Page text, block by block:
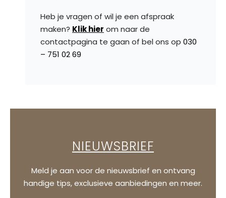
Heb je vragen of wil je een afspraak
maken? Klik hier om naar de
contactpagina te gaan of bel ons op 030
– 751 02 69
NIEUWSBRIEF
Meld je aan voor de nieuwsbrief en ontvang
handige tips, exclusieve aanbiedingen en meer.